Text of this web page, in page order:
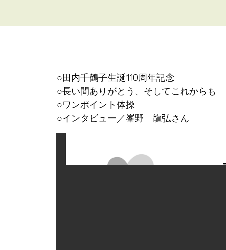
○田内千鶴子生誕110周年記念
○長い間ありがとう、そしてこれからも
○ワンポイント体操
○インタビュー／峯野 龍弘さん